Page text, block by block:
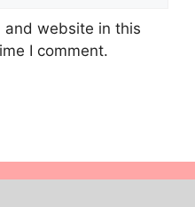
and website in this
I comment.